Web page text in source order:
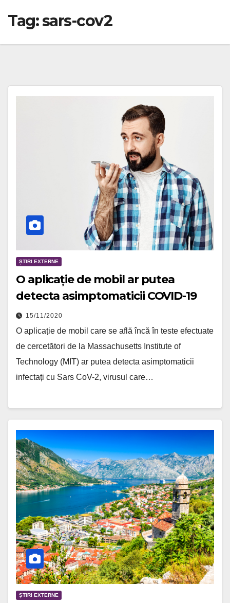
Tag:sars-cov2
ȘTIRI EXTERNE
O aplicație de mobil ar putea
detecta asimptomaticii COVID-19
15/11/2020
O aplicație de mobil care se află încă în teste efectuate
de cercetători de la Massachusetts Institute of
Technology (MIT) ar putea detecta asimptomaticii
infectați cu Sars CoV-2, virusul care…
ȘTIRI EXTERNE